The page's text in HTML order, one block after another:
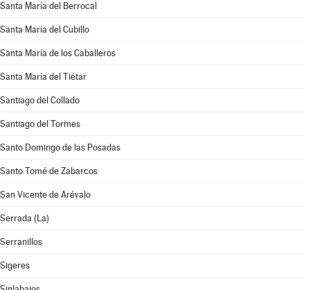
Santa María del Berrocal
Santa María del Cubillo
Santa María de los Caballeros
Santa María del Tiétar
Santiago del Collado
Santiago del Tormes
Santo Domingo de las Posadas
Santo Tomé de Zabarcos
San Vicente de Arévalo
Serrada (La)
Serranillos
Sigeres